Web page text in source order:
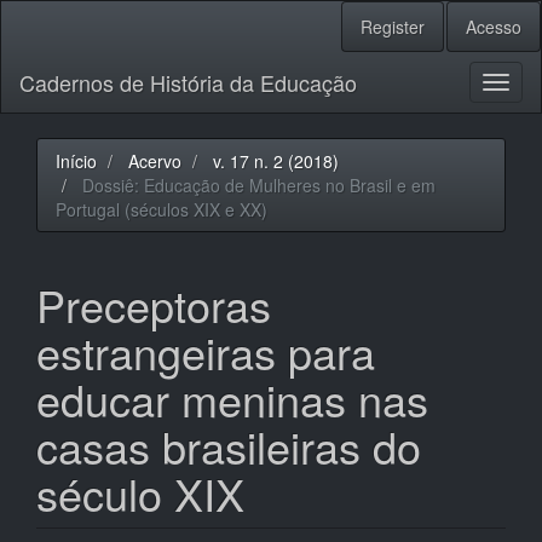
principal
Barra
Lateral
Register Acesso
Cadernos de História da Educação
Início Acervo
v. 17 n. 2 (2018)
Dossiê: Educação de Mulheres no Brasil e em
Portugal (séculos XIX e XX)
Preceptoras
estrangeiras para
educar meninas nas
casas brasileiras do
século XIX